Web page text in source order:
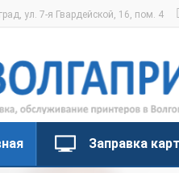
ул. 7-я Гвардейской, 16, пом. 4
Заправка